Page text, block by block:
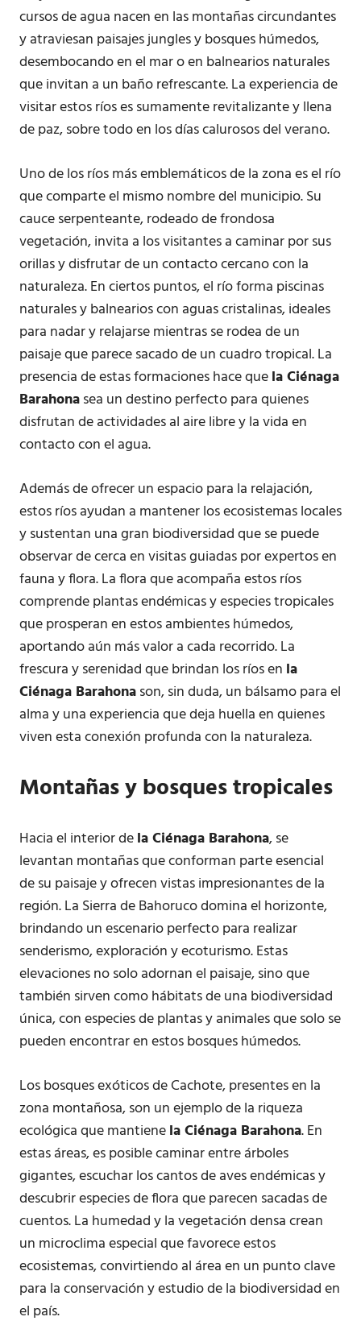
cursos de agua nacen en las montañas circundantes
y atraviesan paisajes jungles y bosques húmedos,
desembocando en el mar o en balnearios naturales
que invitan a un baño refrescante. La experiencia de
visitar estos ríos es sumamente revitalizante y llena
de paz, sobre todo en los días calurosos del verano.
Uno de los ríos más emblemáticos de la zona es el río
que comparte el mismo nombre del municipio. Su
cauce serpenteante, rodeado de frondosa
vegetación, invita a los visitantes a caminar por sus
orillas y disfrutar de un contacto cercano con la
naturaleza. En ciertos puntos, el río forma piscinas
naturales y balnearios con aguas cristalinas, ideales
para nadar y relajarse mientras se rodea de un
paisaje que parece sacado de un cuadro tropical. La
presencia de estas formaciones hace quela Ciénaga
Barahonasea un destino perfecto para quienes
disfrutan de actividades al aire libre y la vida en
contacto con el agua.
Además de ofrecer un espacio para la relajación,
estos ríos ayudan a mantener los ecosistemas locales
y sustentan una gran biodiversidad que se puede
observar de cerca en visitas guiadas por expertos en
fauna y flora. La flora que acompaña estos ríos
comprende plantas endémicas y especies tropicales
que prosperan en estos ambientes húmedos,
aportando aún más valor a cada recorrido. La
frescura y serenidad que brindan los ríos en la
Ciénaga Barahonason, sin duda, un bálsamo para el
alma y una experiencia que deja huella en quienes
viven esta conexión profunda con la naturaleza.
Montañas y bosques tropicales
Hacia el interior dela Ciénaga Barahona, se
levantan montañas que conforman parte esencial
de su paisaje y ofrecen vistas impresionantes de la
región. La Sierra de Bahoruco domina el horizonte,
brindando un escenario perfecto para realizar
senderismo, exploración y ecoturismo. Estas
elevaciones no solo adornan el paisaje, sino que
también sirven como hábitats de una biodiversidad
única, con especies de plantas y animales que solo se
pueden encontrar en estos bosques húmedos.
Los bosques exóticos de Cachote, presentes en la
zona montañosa, son un ejemplo de la riqueza
ecológica que mantienela Ciénaga Barahona. En
estas áreas, es posible caminar entre árboles
gigantes, escuchar los cantos de aves endémicas y
descubrir especies de flora que parecen sacadas de
cuentos. La humedad y la vegetación densa crean
un microclima especial que favorece estos
ecosistemas, convirtiendo al área en un punto clave
para la conservación y estudio de la biodiversidad en
el país.